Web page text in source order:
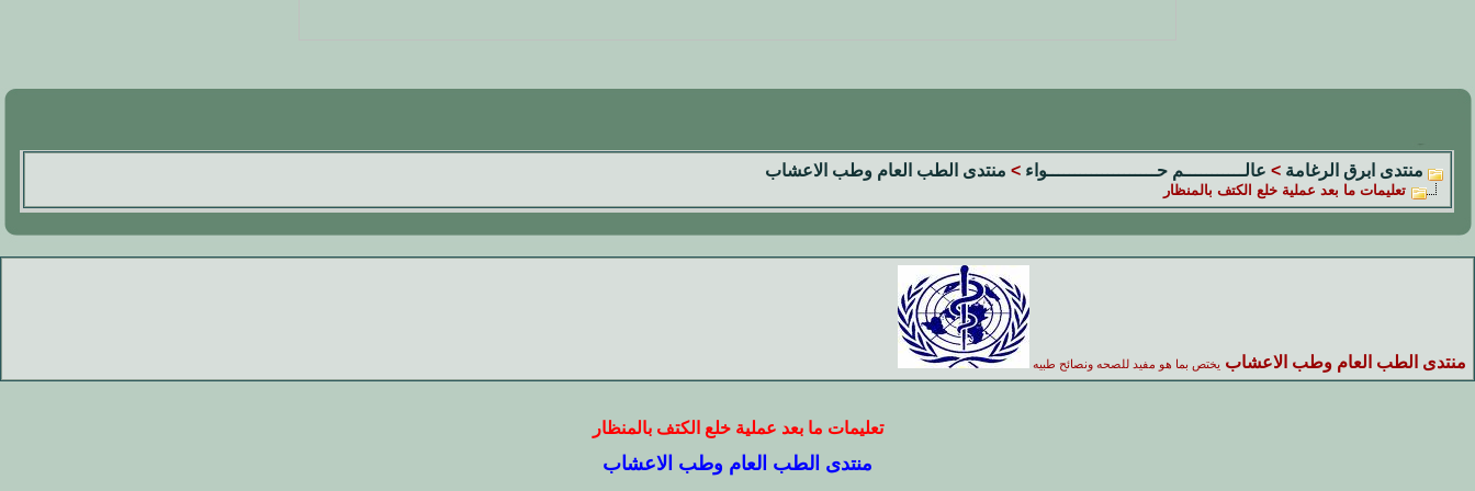
منتدى ابرق الرغامة > عالـــــــــــم حــــــــــــــــــــواء > منتدى الطب العام وطب الاعشاب
تعليمات ما بعد عملية خلع الكتف بالمنظار
منتدى الطب العام وطب الاعشاب يختص بما هو مفيد للصحه ونصائح طبيه
تعليمات ما بعد عملية خلع الكتف بالمنظار
منتدى الطب العام وطب الاعشاب